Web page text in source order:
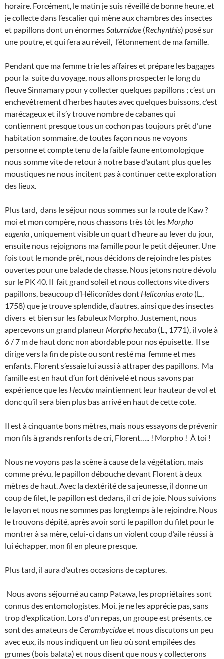
horaire. Forcément, le matin je suis réveillé de bonne heure, et
je collecte dans l’escalier qui mène aux chambres des insectes
et papillons dont un énormes Saturnidae (Rechynthis) posé sur
une poutre, et qui fera au réveil, l’étonnement de ma famille.
Pendant que ma femme trie les affaires et prépare les bagages
pour la suite du voyage, nous allons prospecter le long du
fleuve Sinnamary pour y collecter quelques papillons ; c’est un
enchevêtrement d’herbes hautes avec quelques buissons, c’est
marécageux et il s’y trouve nombre de cabanes qui
contiennent presque tous un cochon pas toujours prêt d’une
habitation sommaire, de toutes façon nous ne voyons
personne et compte tenu de la faible faune entomologique
nous somme vite de retour à notre base d’autant plus que les
moustiques ne nous incitent pas à continuer cette exploration
des lieux.
Plus tard, dans le séjour nous sommes sur la route de Kaw ?
moi et mon compère, nous chassons très tôt les Morpho
eugenia , uniquement visible un quart d’heure au lever du jour,
ensuite nous rejoignons ma famille pour le petit déjeuner. Une
fois tout le monde prêt, nous décidons de rejoindre les pistes
ouvertes pour une balade de chasse. Nous jetons notre dévolu
sur le PK 40. Il fait grand soleil et nous collectons vite divers
papillons, beaucoup d’Héliconïdes dont Heliconius erato (L.,
1758) que je trouve splendide, d’autres, ainsi que des insectes
divers et bien sur les fabuleux Morpho. Justement, nous
apercevons un grand planeur Morpho hecuba (L., 1771), il vole à
6 / 7 m de haut donc non abordable pour nos épuisette. Il se
dirige vers la fin de piste ou sont resté ma femme et mes
enfants. Florent s’essaie lui aussi à attraper des papillons. Ma
famille est en haut d’un fort dénivelé et nous savons par
expérience que les Hecuba maintiennent leur hauteur de vol et
donc qu’il sera bien plus bas arrivé en haut de cette cote.
Il est à cinquante bons mètres, mais nous essayons de prévenir
mon fils à grands renforts de cri, Florent….. ! Morpho ! À toi !
Nous ne voyons pas la scène à cause de la végétation, mais
comme prévu, le papillon débouche devant Florent à deux
mètres de haut. Avec la dextérité de sa jeunesse, il donne un
coup de filet, le papillon est dedans, il cri de joie. Nous suivions
le layon et nous ne sommes pas longtemps à le rejoindre. Nous
le trouvons dépité, après avoir sorti le papillon du filet pour le
montrer à sa mère, celui-ci dans un violent coup d’aile réussi à
lui échapper, mon fil en pleure presque.
Plus tard, il aura d’autres occasions de captures.
Nous avons séjourné au camp Patawa, les propriétaires sont
connus des entomologistes. Moi, je ne les apprécie pas, sans
trop d’explication. Lors d’un repas, un groupe est présents, ce
sont des amateurs deCerambycidaeet nous discutons un peu
avec eux, ils nous indiquent un lieu où sont empilées des
grumes (bois balata) et nous disent que nous y collecterons